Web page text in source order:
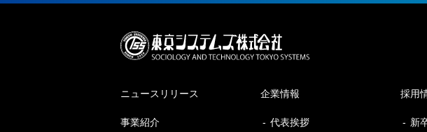
ニュースリリース
事業紹介
企業情報
代表挨拶
採用
新